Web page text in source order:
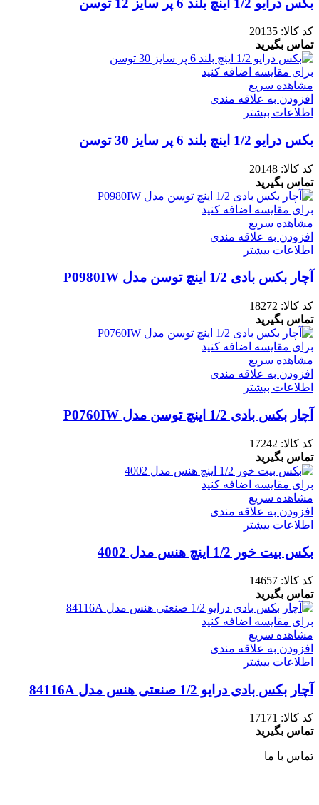
کد کالا: 20135
تماس بگیرید
برای مقایسه اضافه کنید
مشاهده سریع
افزودن به علاقه مندی
اطلاعات بیشتر
بکس درایو 1/2 اینچ بلند 6 پر سایز 30 توسن
کد کالا: 20148
تماس بگیرید
برای مقایسه اضافه کنید
مشاهده سریع
افزودن به علاقه مندی
اطلاعات بیشتر
آچار بکس بادی 1/2 اینچ توسن مدل P0980IW
کد کالا: 18272
تماس بگیرید
برای مقایسه اضافه کنید
مشاهده سریع
افزودن به علاقه مندی
اطلاعات بیشتر
آچار بکس بادی 1/2 اینچ توسن مدل P0760IW
کد کالا: 17242
تماس بگیرید
برای مقایسه اضافه کنید
مشاهده سریع
افزودن به علاقه مندی
اطلاعات بیشتر
بکس بیت خور 1/2 اینچ هنس مدل 4002
کد کالا: 14657
تماس بگیرید
برای مقایسه اضافه کنید
مشاهده سریع
افزودن به علاقه مندی
اطلاعات بیشتر
آچار بکس بادی درایو 1/2 صنعتی هنس مدل 84116A
کد کالا: 17171
تماس بگیرید
تماس با ما